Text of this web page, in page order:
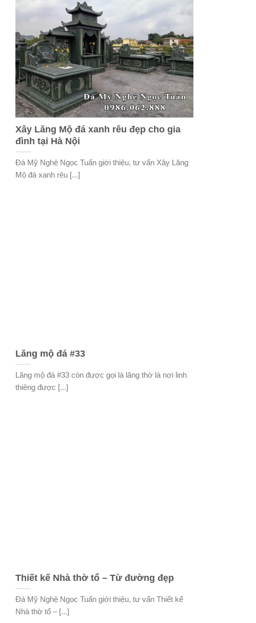
Xây Lăng Mộ đá xanh rêu đẹp cho gia
đình tại Hà Nội
Đá Mỹ Nghệ Ngọc Tuấn giới thiệu, tư vấn Xây Lăng
Mộ đá xanh rêu [...]
Lăng mộ đá #33
Lăng mộ đá #33 còn được gọi là lăng thờ là nơi linh
thiêng được [...]
Thiết kế Nhà thờ tổ – Từ đường đẹp
Đá Mỹ Nghệ Ngọc Tuấn giới thiệu, tư vấn Thiết kế
Nhà thờ tổ – [...]